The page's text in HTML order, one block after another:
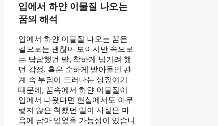
입에서 하얀 이물질 나오는
꿈의 해석
입에서 하얀 이물질 나오는 꿈은
겉으로는 괜찮아 보이지만 속으로
는 답답했던 말, 착하게 넘기려 했
던 감정, 혹은 순하게 받아들인 관
계 속 부담이 드러나는 상징이기
때문에, 꿈속에서 하얀 이물질이
입에서 나왔다면 현실에서도 아무
렇지 않은 척했던 일이 사실은 마
음에 남아 있었을 가능성이 있습니